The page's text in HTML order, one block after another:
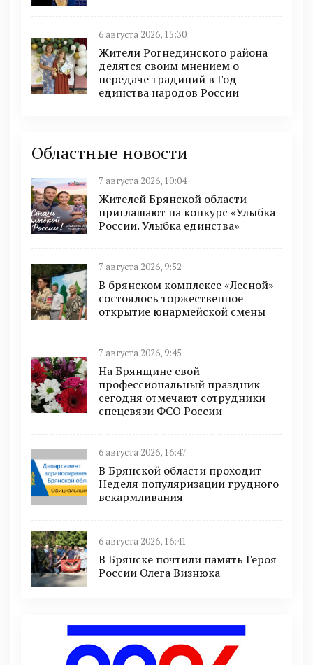
6 августа 2026, 15:30
Жители Рогнединского района
делятся своим мнением о
передаче традиций в Год
единства народов России
Областные новости
7 августа 2026, 10:04
Жителей Брянской области
приглашают на конкурс «Улыбка
России. Улыбка единства»
7 августа 2026, 9:52
В брянском комплексе «Лесной»
состоялось торжественное
открытие юнармейской смены
7 августа 2026, 9:45
На Брянщине свой
профессиональный праздник
сегодня отмечают сотрудники
спецсвязи ФСО России
6 августа 2026, 16:47
В Брянской области проходит
Неделя популяризации грудного
вскармливания
6 августа 2026, 16:41
В Брянске почтили память Героя
России Олега Визнюка